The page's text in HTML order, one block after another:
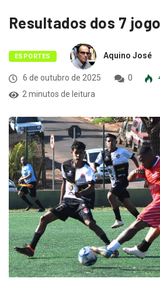
Resultados dos 7
ESPORTES Aquino José
6 de outubro de 2025 0
2 minutos de leitura